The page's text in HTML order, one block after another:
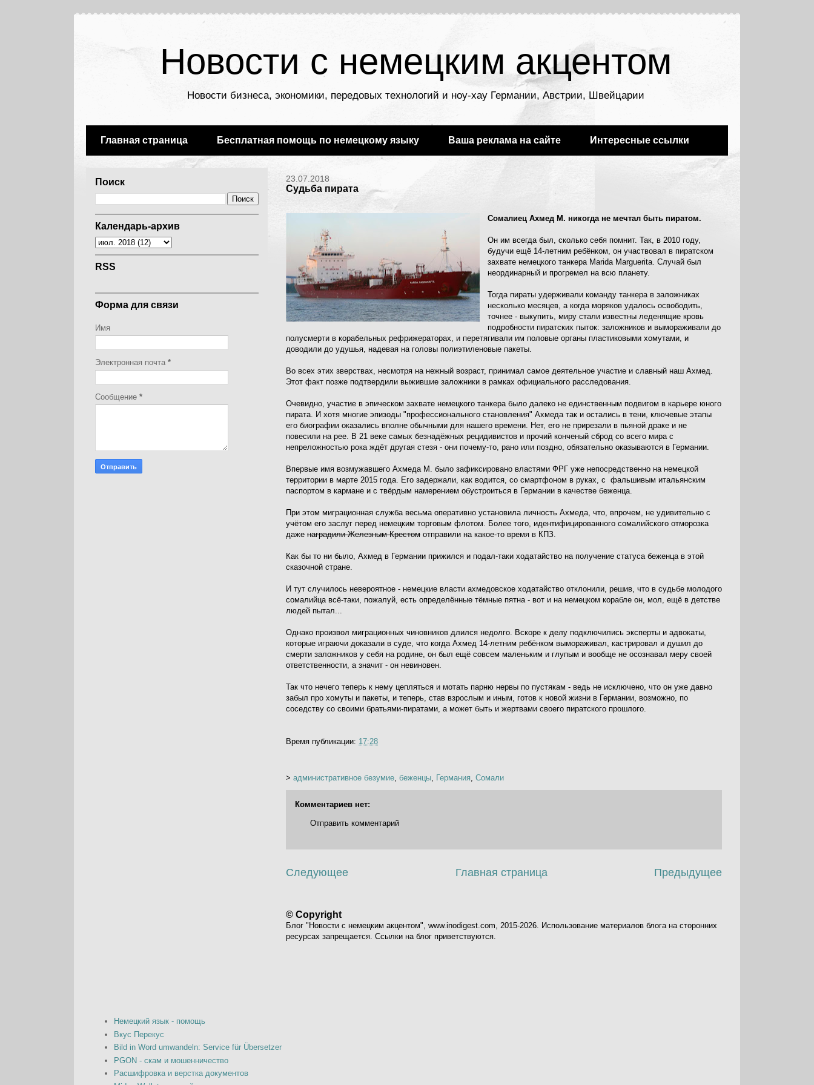
Новости с немецким акцентом
Новости бизнеса, экономики, передовых технологий и ноу-хау Германии, Австрии, Швейцарии
Главная страница Бесплатная помощь по немецкому языку Ваша реклама на сайте Интересные ссылки
23.07.2018
Судьба пирата
Сомалиец Ахмед М. никогда не мечтал быть пиратом.
Он им всегда был, сколько себя помнит. Так, в 2010 году,
будучи ещё 14-летним ребёнком, он участвовал в пиратском
захвате немецкого танкера Marida Marguerita. Случай был
неординарный и прогремел на всю планету.
Тогда пираты удерживали команду танкера в заложниках
несколько месяцев, а когда моряков удалось освободить,
точнее - выкупить, миру стали известны леденящие кровь
подробности пиратских пыток: заложников и вымораживали до
полусмерти в корабельных рефрижераторах, и перетягивали им половые органы пластиковыми хомутами, и
доводили до удушья, надевая на головы полиэтиленовые пакеты.
Во всех этих зверствах, несмотря на нежный возраст, принимал самое деятельное участие и славный наш Ахмед.
Этот факт позже подтвердили выжившие заложники в рамках официального расследования.
Очевидно, участие в эпическом захвате немецкого танкера было далеко не единственным подвигом в карьере юного
пирата. И хотя многие эпизоды "профессионального становления" Ахмеда так и остались в тени, ключевые этапы
его биографии оказались вполне обычными для нашего времени. Нет, его не прирезали в пьяной драке и не
повесили на рее. В 21 веке самых безнадёжных рецидивистов и прочий конченый сброд со всего мира с
непреложностью рока ждёт другая стезя - они почему-то, рано или поздно, обязательно оказываются в Германии.
Впервые имя возмужавшего Ахмеда М. было зафиксировано властями ФРГ уже непосредственно на немецкой
территории в марте 2015 года. Его задержали, как водится, со смартфоном в руках, с фальшивым итальянским
паспортом в кармане и с твёрдым намерением обустроиться в Германии в качестве беженца.
При этом миграционная служба весьма оперативно установила личность Ахмеда, что, впрочем, не удивительно с
учётом его заслуг перед немецким торговым флотом. Более того, идентифицированного сомалийского отморозка
даже наградили Железным Крестом отправили на какое-то время в КПЗ.
Как бы то ни было, Ахмед в Германии прижился и подал-таки ходатайство на получение статуса беженца в этой
сказочной стране.
И тут случилось невероятное - немецкие власти ахмедовское ходатайство отклонили, решив, что в судьбе молодого
сомалийца всё-таки, пожалуй, есть определённые тёмные пятна - вот и на немецком корабле он, мол, ещё в детстве
людей пытал...
Однако произвол миграционных чиновников длился недолго. Вскоре к делу подключились эксперты и адвокаты,
которые играючи доказали в суде, что когда Ахмед 14-летним ребёнком вымораживал, кастрировал и душил до
смерти заложников у себя на родине, он был ещё совсем маленьким и глупым и вообще не осознавал меру своей
ответственности, а значит - он невиновен.
Так что нечего теперь к нему цепляться и мотать парню нервы по пустякам - ведь не исключено, что он уже давно
забыл про хомуты и пакеты, и теперь, став взрослым и иным, готов к новой жизни в Германии, возможно, по
соседству со своими братьями-пиратами, а может быть и жертвами своего пиратского прошлого.
Время публикации: 17:28
> административное безумие беженцы Германия Сомали
Комментариев нет:
Отправить комментарий
Следующее Предыдущее
Главная страница
© Copyright
Блог "Новости с немецким акцентом", www.inodigest.com, 2015-2026. Использование материалов блога на сторонних
ресурсах запрещается. Ссылки на блог приветствуются.
Поиск
Календарь-архив
RSS
Форма для связи
Имя
Электронная почта *
Сообщение *
Немецкий язык - помощь
Вкус Перекус
Bild in Word umwandeln: Service für Übersetzer
PGON - скам и мошенничество
Расшифровка и верстка документов